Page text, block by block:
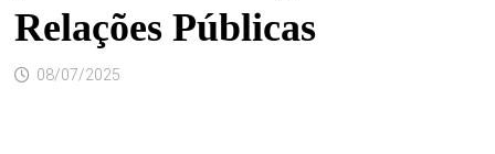
Relações Públicas
08/07/2025